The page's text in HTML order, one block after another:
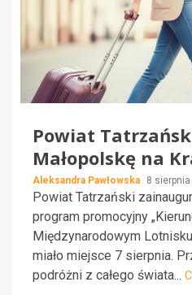
Powiat
Małopolskę na
Aleksandra Pawłowska 8
Powiat Tatrzański
program promocyjny
Międzynarodowym
miało miejsce 7 sierpnia.
podróżni z całego świata...